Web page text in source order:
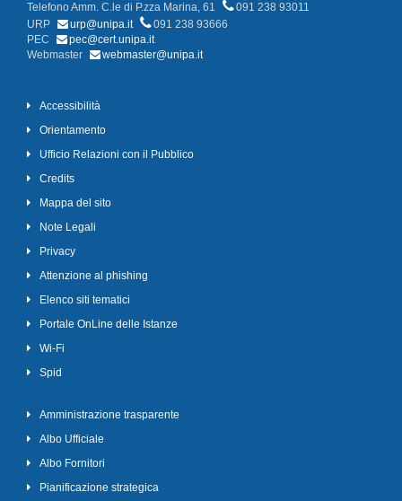
Telefono Amm. C.le di P.zza Marina, 61
091 238 93011
URP
urp@unipa.it
091 238 93666
PEC
pec@cert.unipa.it
Webmaster
webmaster@unipa.it
Accessibilità
Orientamento
Ufficio Relazioni con il Pubblico
Credits
Mappa del sito
Note Legali
Privacy
Attenzione al phishing
Elenco siti tematici
Portale OnLine delle Istanze
Wi-Fi
Spid
Amministrazione trasparente
Albo Ufficiale
Albo Fornitori
Pianificazione strategica